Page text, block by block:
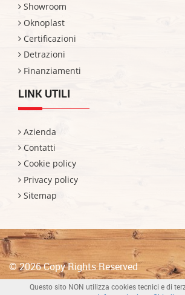
Showroom
Oknoplast
Certificazioni
Detrazioni
Finanziamenti
LINK UTILI
Azienda
Contatti
Cookie policy
Privacy policy
Sitemap
© 2026 Copy Rights Reserved
Questo sito NON utilizza cookies tecnici e di